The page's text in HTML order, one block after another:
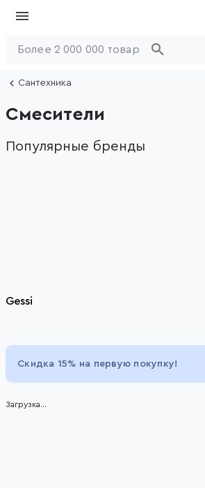
Сантехника
Смесители
Популярные бренды
Gessi
32
Скидка 15% на первую покупку!
Загрузка...